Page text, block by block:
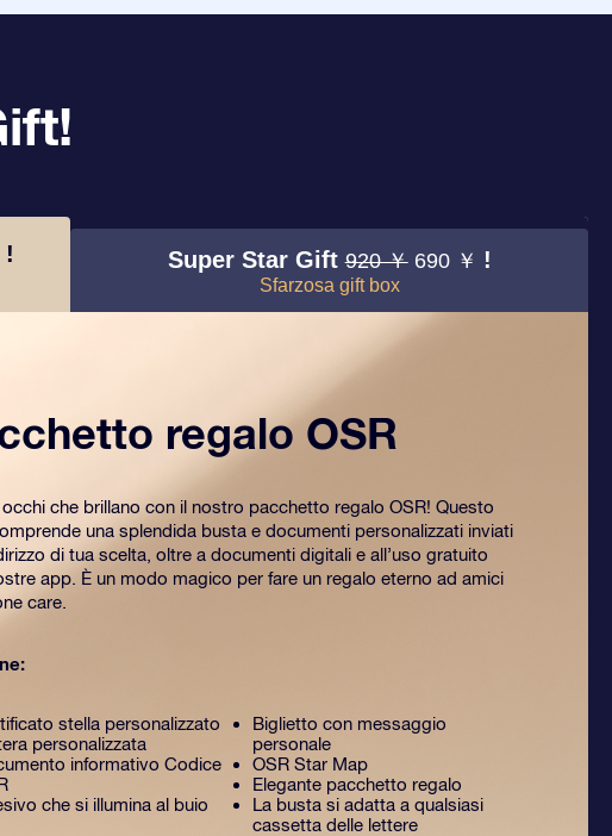
! Super Star Gift920 ￥ 690 ￥ !
Sfarzosa gift box
regalo OSR
occhi che brillano con il nostro pacchetto regalo OSR! Questo
una splendida busta e documenti personalizzati inviati
di tua scelta, oltre a documenti digitali e all’uso gratuito
app. È un modo magico per fare un regalo eterno ad amici
care.
stella personalizzato
personalizzata
informativo Codice
che si illumina al buio
Biglietto con messaggio
personale
OSR Star Map
Elegante pacchetto regalo
La busta si adatta a qualsiasi
cassetta delle lettere